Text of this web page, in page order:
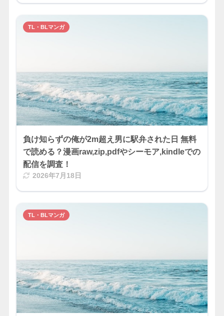
負け知らずの俺が2m超え男に駅弁された日 無料
で読める？漫画raw,zip,pdfやシーモア,kindleでの
配信を調査！
2026年7月18日
TL・BLマンガ
TL・BLマンガ